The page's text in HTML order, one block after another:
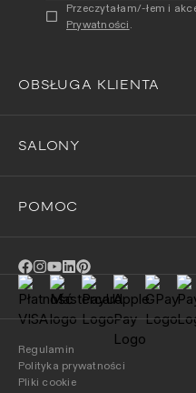
OBSŁUGA KLIENTA
SALONY
POMOC
Przeczytałam/-łem i
Prywatności .
Regulamin
Polityka prywatności
Pliki cookie